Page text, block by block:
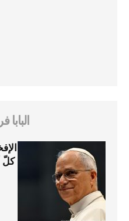
كلّ